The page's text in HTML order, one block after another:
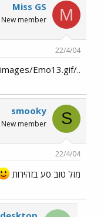
M
Miss GS
New member
22/4/04
../images/Emo49.gif../images/Emo13.gif
S
smooky
New member
22/4/04
מזל טוב סע בזהירות